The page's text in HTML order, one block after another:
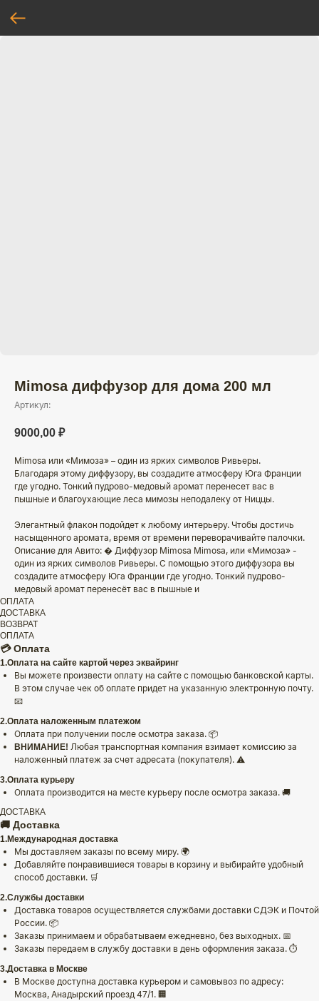
Mimosa диффузор для дома 200 мл
Артикул:
9000,00 ₽
Mimosa или «Мимоза» – один из ярких символов Ривьеры.
Благодаря этому диффузору, вы создадите атмосферу Юга Франции
где угодно. Тонкий пудрово-медовый аромат перенесет вас в
пышные и благоухающие леса мимозы неподалеку от Ниццы.
Элегантный флакон подойдет к любому интерьеру. Чтобы достичь
насыщенного аромата, время от времени переворачивайте палочки.
Описание для Авито: � Диффузор Mimosa Mimosa, или «Мимоза» -
один из ярких символов Ривьеры. С помощью этого диффузора вы
создадите атмосферу Юга Франции где угодно. Тонкий пудрово-
медовый аромат перенесёт вас в пышные и
ОПЛАТА
ДОСТАВКА
ВОЗВРАТ
ОПЛАТА
💳 Оплата
1.Оплата на сайте картой через эквайринг
Вы можете произвести оплату на сайте с помощью банковской карты.
В этом случае чек об оплате придет на указанную электронную почту.
📧
2.Оплата наложенным платежом
Оплата при получении после осмотра заказа. 📦
ВНИМАНИЕ! Любая транспортная компания взимает комиссию за
наложенный платеж за счет адресата (покупателя). ⚠️
3.Оплата курьеру
Оплата производится на месте курьеру после осмотра заказа. 🚚
ДОСТАВКА
🚚 Доставка
1.Международная доставка
Мы доставляем заказы по всему миру. 🌍
Добавляйте понравившиеся товары в корзину и выбирайте удобный
способ доставки. 🛒
2.Службы доставки
Доставка товаров осуществляется службами доставки СДЭК и Почтой
России. 📦
Заказы принимаем и обрабатываем ежедневно, без выходных. 📅
Заказы передаем в службу доставки в день оформления заказа. ⏱️
3.Доставка в Москве
В Москве доступна доставка курьером и самовывоз по адресу:
Москва, Анадырский проезд 47/1. 🏢